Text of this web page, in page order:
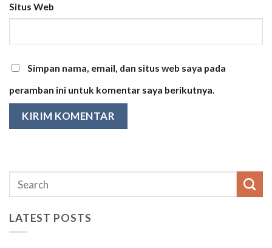
Situs Web
Simpan nama, email, dan situs web saya pada
peramban ini untuk komentar saya berikutnya.
LATEST POSTS